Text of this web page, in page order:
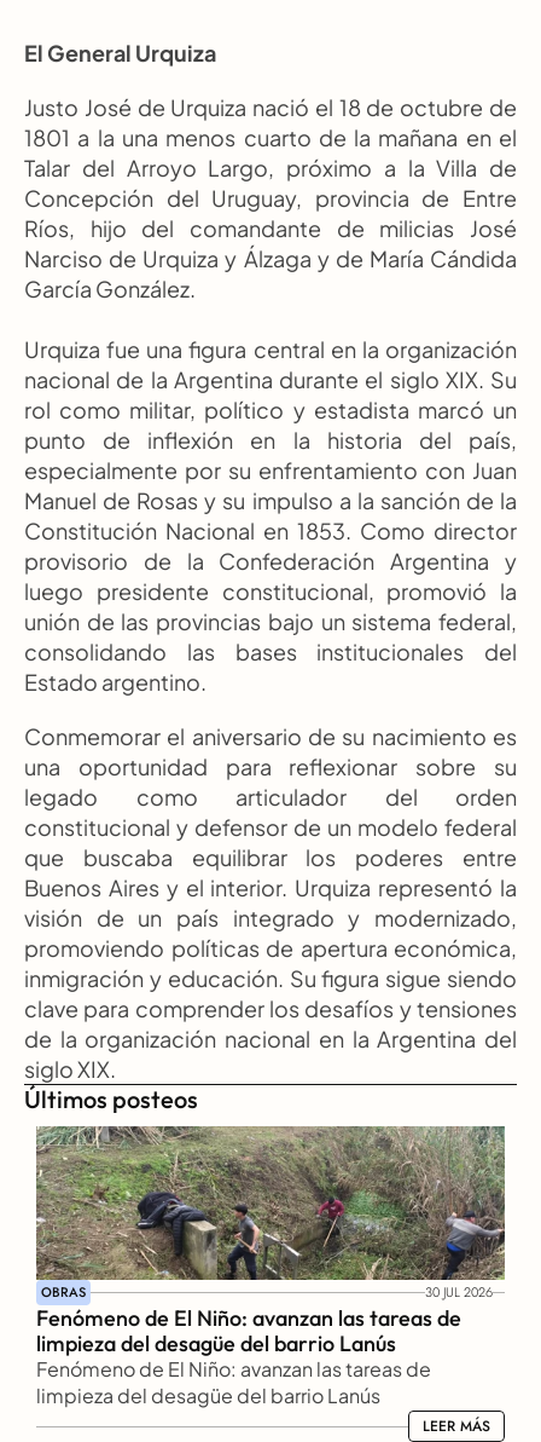
El General Urquiza
Justo José de Urquiza nació el 18 de octubre de
1801 a la una menos cuarto de la mañana en el
Talar del Arroyo Largo, próximo a la Villa de
Concepción del Uruguay, provincia de Entre
Ríos, hijo del comandante de milicias José
Narciso de Urquiza y Álzaga y de María Cándida
García González.
Urquiza fue una figura central en la organización
nacional de la Argentina durante el siglo XIX. Su
rol como militar, político y estadista marcó un
punto de inflexión en la historia del país,
especialmente por su enfrentamiento con Juan
Manuel de Rosas y su impulso a la sanción de la
Constitución Nacional en 1853. Como director
provisorio de la Confederación Argentina y
luego presidente constitucional, promovió la
unión de las provincias bajo un sistema federal,
consolidando las bases institucionales del
Estado argentino.
Conmemorar el aniversario de su nacimiento es
una oportunidad para reflexionar sobre su
legado como articulador del orden
constitucional y defensor de un modelo federal
que buscaba equilibrar los poderes entre
Buenos Aires y el interior. Urquiza representó la
visión de un país integrado y modernizado,
promoviendo políticas de apertura económica,
inmigración y educación. Su figura sigue siendo
clave para comprender los desafíos y tensiones
de la organización nacional en la Argentina del
siglo XIX.
Últimos posteos
OBRAS 30 JUL 2026
Fenómeno de El Niño: avanzan las tareas de
limpieza del desagüe del barrio Lanús
Fenómeno de El Niño: avanzan las tareas de
limpieza del desagüe del barrio Lanús
LEER MÁS
LEER MÁS